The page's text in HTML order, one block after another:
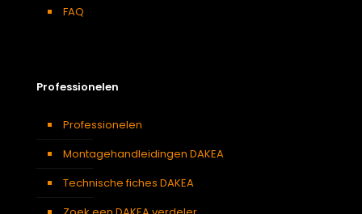
FAQ
Professionelen
Professionelen
Montagehandleidingen DAKEA
Technische fiches DAKEA